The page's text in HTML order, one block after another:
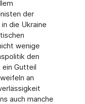
der
die Ukraine
wenige
den
ein Gutteil
an
auch manche